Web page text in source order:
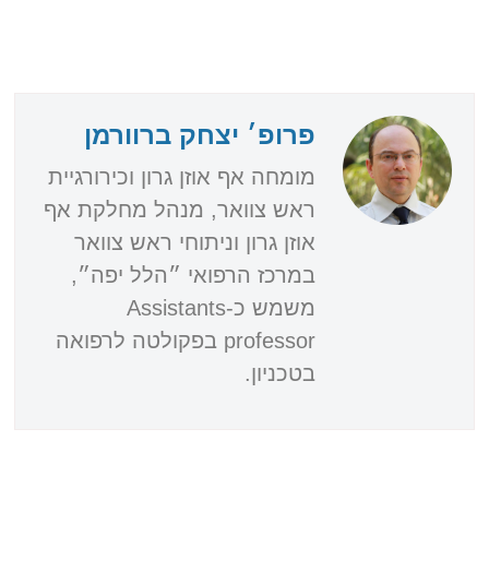
פרופ׳ יצחק ברוורמן
מומחה אף אוזן גרון וכירורגיית
ראש צוואר, מנהל מחלקת אף
אוזן גרון וניתוחי ראש צוואר
במרכז הרפואי ״הלל יפה״,
משמש כ-Assistants
professor בפקולטה לרפואה
בטכניון.